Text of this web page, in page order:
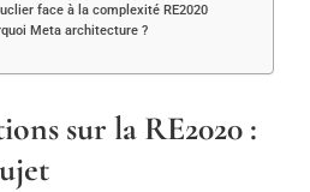
face à la complexité RE2020
Meta architecture ?
sur la RE2020 :